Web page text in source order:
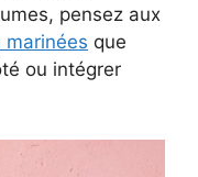
pensez aux
marinées que
ou intégrer